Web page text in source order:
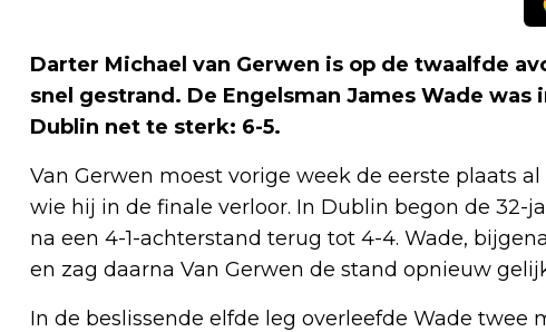
Darter Michael van Gerwen is op de twaalfde
snel gestrand. De Engelsman James Wade
Dublin net te sterk: 6-5.
Van Gerwen moest vorige week de eerste plaats
wie hij in de finale verloor. In Dublin begon de 32-
na een 4-1-achterstand terug tot 4-4. Wade,
en zag daarna Van Gerwen de stand opnieuw
In de beslissende elfde leg overleefde Wade